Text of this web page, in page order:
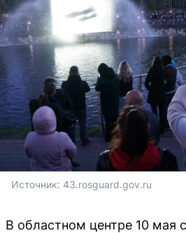
Источник: 43.rosguard.gov.ru
В областном центре 10 мая